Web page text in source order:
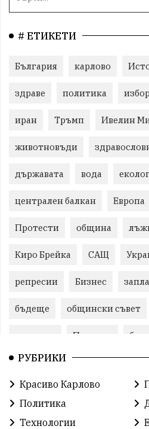
# ЕТИКЕТИ
България карлово
здраве политика
иран Тръмп Ивелин
животновъди
държавата вода
централен балкан Европа
Протести община
Киро Брейка САЩ
репресии Бизнес
бъдеще общински съвет
Пловдив
Русия Бай Рибан
проекти гражданска
Народно събрание
РУБРИКИ
Красиво Карлово
Политика
Технологии